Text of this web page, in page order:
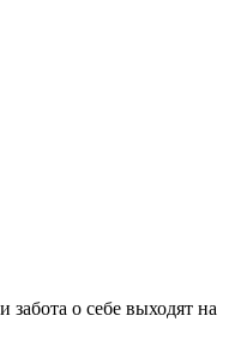
о себе выходят на